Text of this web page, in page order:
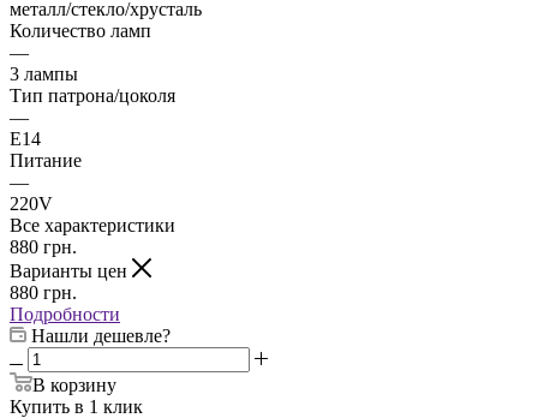
металл/стекло/хрусталь
Количество ламп
—
3 лампы
Тип патрона/цоколя
—
E14
Питание
—
220V
Все характеристики
880 грн.
Варианты цен
880 грн.
Подробности
Нашли дешевле?
В корзину
Купить в 1 клик